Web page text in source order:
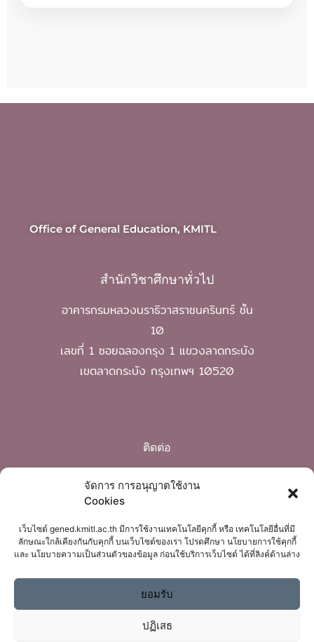
จัดการ การอนุญาตใช้งาน
Cookies
เว็บไซต์ gened.kmitl.ac.th มีการใช้งานเทคโนโลยีคุกกี้ หรือ เทคโนโลยีอื่นที่มี
ลักษณะใกล้เคียงกันกับคุกกี้ บนเว็บไซต์ของเรา โปรดศึกษา นโยบายการใช้คุกกี้
และ นโยบายความเป็นส่วนตัวของข้อมูล ก่อนใช้บริการเว็บไซต์ ได้ที่ลิงค์ด้านล่าง
ยอมรับ
ปฏิเสธ
Office of General Education, KMITL
สำนักวิชาศึกษาทั่วไป
อาคารกรมหลวงนราธิวาสราชนครินทร์ ชั้น
10
เลขที่ 1 ซอยฉลองกรุง 1 แขวงลาดกระบัง
เขตลาดกระบัง กรุงเทพฯ 10520
ติดต่อ
mail: gened@kmitl.ac.th